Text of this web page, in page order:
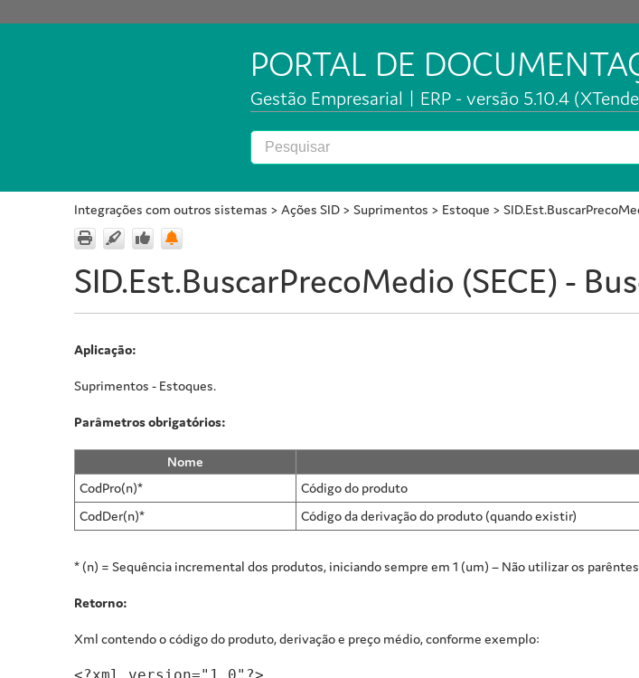
PORTAL DE
Gestão Empresarial | ERP - versão 5.10.4
Integrações com outros sistemas > Ações SID > Suprimentos > Estoque >
SID.Est.BuscarPrecoMedio (SECE) -
Aplicação:
Suprimentos - Estoques.
Parâmetros obrigatórios:
Nome
CodPro(n)*
Código do produto
CodDer(n)*
Código da derivação do produto (quando existir)
* (n) = Sequência incremental dos produtos, iniciando sempre em 1 (um) – Não utilizar os
Retorno:
Xml contendo o código do produto, derivação e preço médio, conforme exemplo: